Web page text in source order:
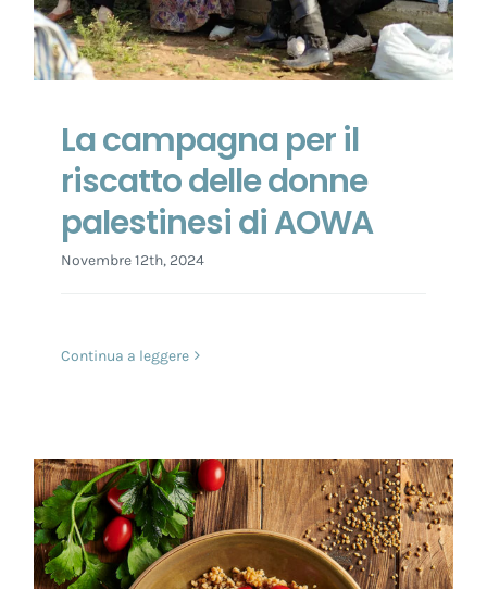
La campagna per il
riscatto delle donne
palestinesi di AOWA
Novembre 12th, 2024
Continua a leggere